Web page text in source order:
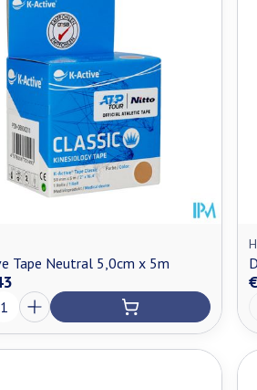
Tape Neutral 5,0cm x 5m